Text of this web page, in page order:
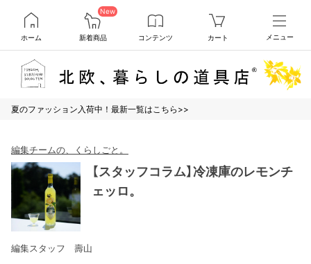
ホーム
New
新着商品 コンテンツ カート メニュー
夏のファッション入荷中！最新一覧はこちら>>
編集チームの、くらしごと。
【スタッフコラム】冷凍庫のレモンチ
ェッロ。
編集スタッフ 壽山